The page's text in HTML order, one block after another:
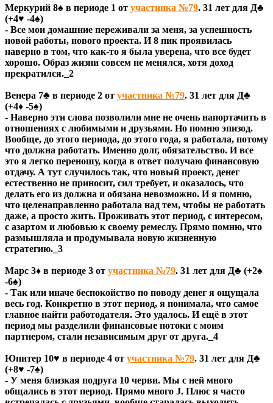
Меркурий 8♠ в периоде 1 от участника №79. 31 лет для Д♣
(+4♥ -4♠)
- Все мои домашние переживали за меня, за успешность
новой работы, нового проекта. И 8 пик проявилась
наверно в том, что как-то я была уверена, что все будет
хорошо. Образ жизни совсем не менялся, хотя доход
прекратился._2
Венера 7♣ в периоде 2 от участника №79. 31 лет для Д♣
(+4♦ -5♠)
- Наверно эти слова позволили мне не очень напортачить в
отношениях с любимыми и друзьями. Но помню эпизод.
Вообще, до этого периода, до этого года, я работала, потому
что должна работать. Именно долг, обязательство. И все
это я легко переношу, когда в ответ получаю финансовую
отдачу. А тут случилось так, что новый проект, денег
естественно не приносит, сил требует, и оказалось, что
делать его из должна и обязана невозможно. И я помню,
что целенаправленно работала над тем, чтобы не работать
даже, а просто жить. Проживать этот период, с интересом,
с азартом и любовью к своему ремеслу. Прямо помню, что
размышляла и продумывала новую жизненную
стратегию._3
Марс 3♦ в периоде 3 от участника №79. 31 лет для Д♣ (+2♠
-6♠)
- Так или иначе беспокойство по поводу денег я ощущала
весь год. Конкретно в этот период, я понимала, что самое
главное найти работодателя. Это удалось. И ещё в этот
период мы разделили финансовые потоки с моим
партнером, стали независимым друг от друга._4
Юпитер 10♥ в периоде 4 от участника №79. 31 лет для Д♣
(+8♥ -7♠)
- У меня близкая подруга 10 черви. Мы с ней много
общались в этот период. Прямо много J. Плюс я часто